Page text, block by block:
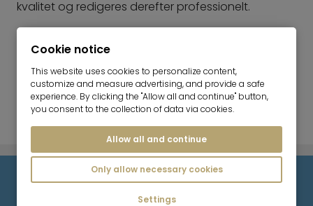
kvalitet og redigeres derefter professionelt.
Kun en repræsentativ præsentation af din
ejendom muliggør en effektiv mæglervirksomhed.
Vi præsenterer alle ejendomme med fotos og
videoture - både på Mr. Lodges hjemmeside og på
alle vigtige ejendomsportaler.
Din kontaktperson
Cookie notice
This website uses cookies to personalize content,
customize and measure advertising, and provide a safe
experience. By clicking the "Allow all and continue" button,
you consent to the collection of data via cookies.
Allow all and continue
Only allow necessary cookies
Settings